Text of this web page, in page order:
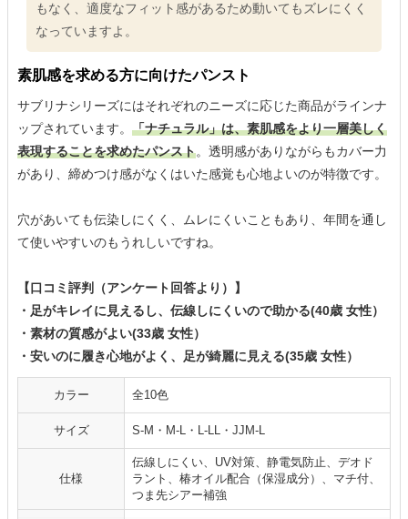
もなく、適度なフィット感があるため動いてもズレにくく
なっていますよ。
素肌感を求める方に向けたパンスト
サブリナシリーズにはそれぞれのニーズに応じた商品がラインナ
ップされています。 「ナチュラル」は、素肌感をより一層美しく
表現することを求めたパンスト。透明感がありながらもカバー力
があり、締めつけ感がなくはいた感覚も心地よいのが特徴です。
穴があいても伝染しにくく、ムレにくいこともあり、年間を通し
て使いやすいのもうれしいですね。
【口コミ評判（アンケート回答より）】
・足がキレイに見えるし、伝線しにくいので助かる(40歳 女性）
・素材の質感がよい(33歳 女性）
・安いのに履き心地がよく、足が綺麗に見える(35歳 女性）
カラー 全10色
サイズ S-M・M-L・L-LL・JJM-L
仕様
伝線しにくい、UV対策、静電気防止、デオド
ラント、椿オイル配合（保湿成分）、マチ付、
つま先シアー補強